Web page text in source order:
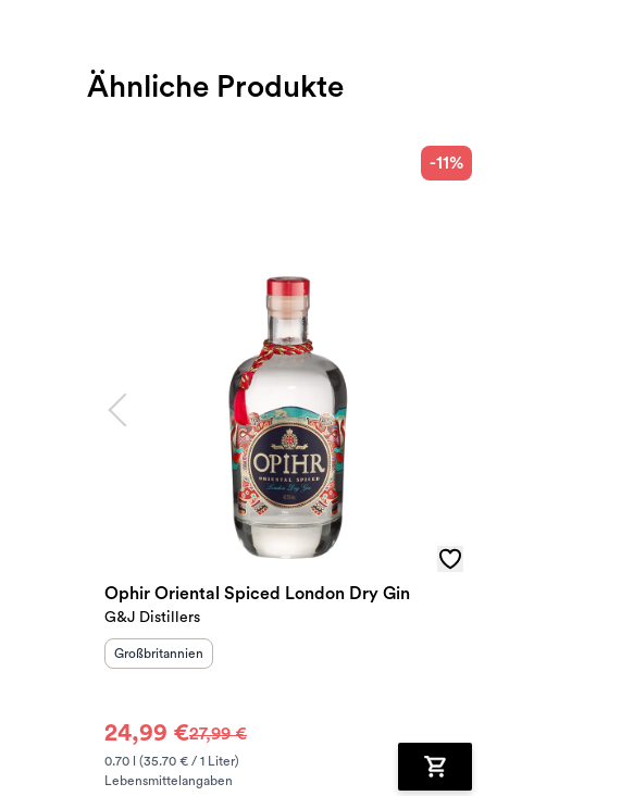
Ähnliche Produkte
-11%
Ophir Oriental Spiced London Dry Gin
G&J Distillers
Herkunftsland:
Großbritannien
24,99 €27,99 €
0.70 l (35.70 € / 1 Liter)
Lebensmittelangaben
Zum Warenkorb hinzufügen